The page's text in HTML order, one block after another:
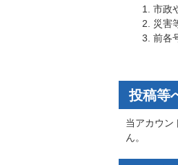
市政
災害
前各
投稿等
当アカウン
ん。